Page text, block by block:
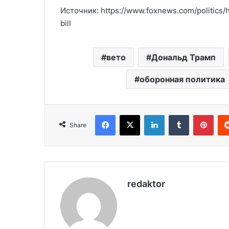
Источник: https://www.foxnews.com/
bill
вето Дональд Трамп
оборонная политика
Share
redaktor